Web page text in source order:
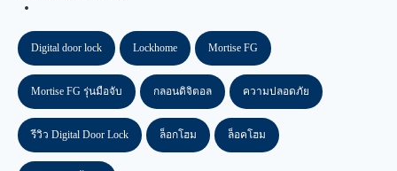
Digital door lock Lockhome Mortise FG
Mortise FG รุ่นมือจับ กลอนดิจิตอล ความปลอดภัย
รีวิว Digital Door Lock ล็อกโฮม ล็อคโฮม